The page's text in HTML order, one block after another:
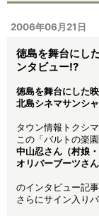
2006年06月21日
徳島を舞台にし
ンタビュー!?
徳島を舞台にした
北島シネマサンシ
タウン情報トクシマ
この「バルトの楽
中山忍さん（村娘・
オリバーブーツさ
のインタビュー記事
さらにサイン入り